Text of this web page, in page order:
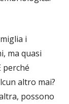
i
ma quasi
perché
altro mai?
possono